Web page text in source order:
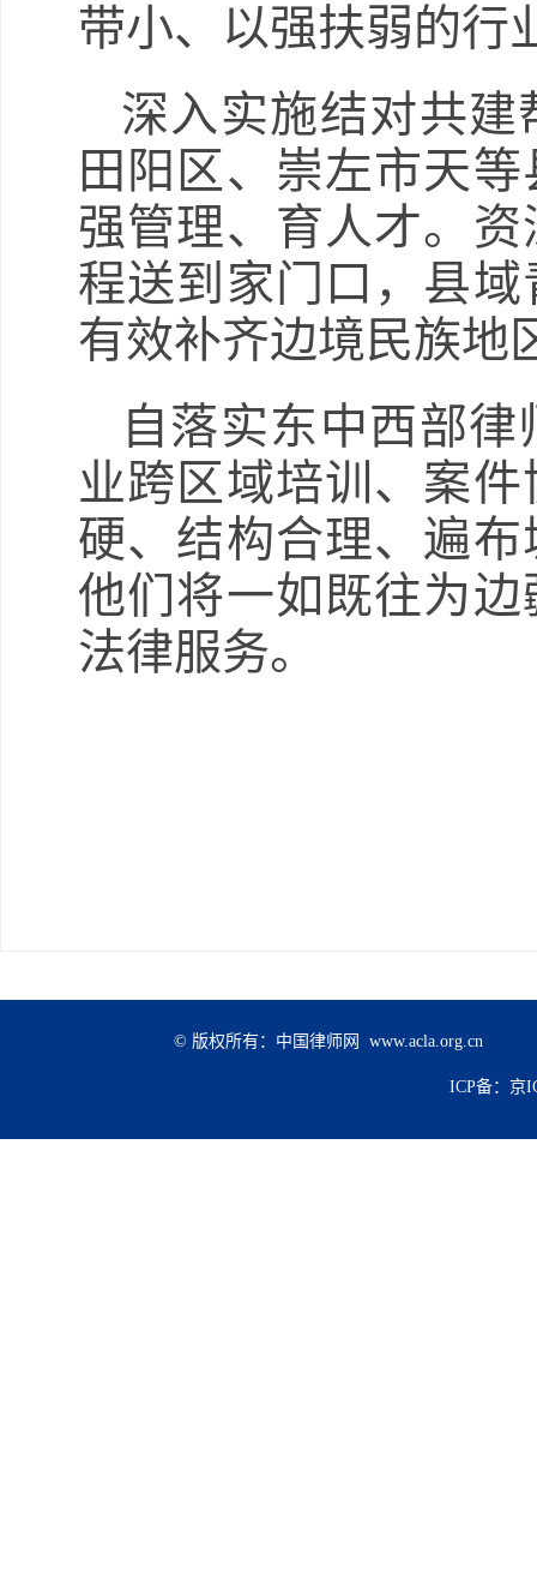
带小、以强扶弱的行
深入实施结对共
田阳区、崇左市天
强管理、育人才。
程送到家门口，县
有效补齐边境民族地
自落实东中西部
业跨区域培训、案
硬、结构合理、遍
他们将一如既往为
法律服务。
© 版权所有：中国律师网 www.acla.org.cn
ICP备：京